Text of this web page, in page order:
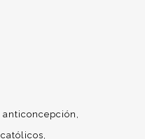
anticoncepción
católicos